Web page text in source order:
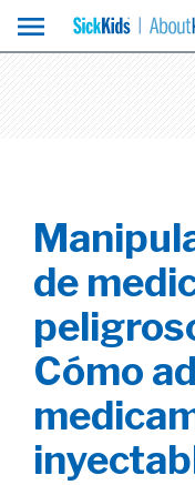
menu
de
Cómo